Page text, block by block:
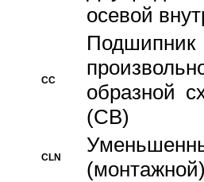
осевой
CC
образной
(CB)
CLN